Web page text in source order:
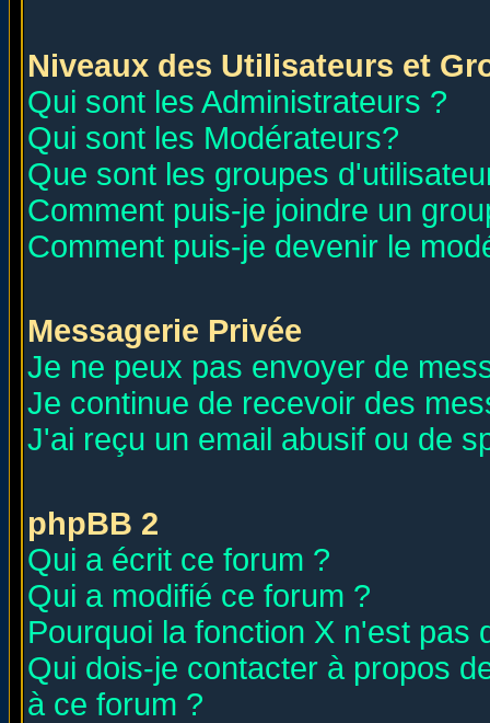
Niveaux des Utilisateurs et
Qui sont les Administrateurs ?
Qui sont les Modérateurs?
Que sont les groupes
Comment puis-je joindre un
Comment puis-je devenir le
Messagerie Privée
Je ne peux pas envoyer de
Je continue de recevoir des
J'ai reçu un email abusif ou de
phpBB 2
Qui a écrit ce forum ?
Qui a modifié ce forum ?
Pourquoi la fonction X n'est pas
Qui dois-je contacter à propos
à ce forum ?